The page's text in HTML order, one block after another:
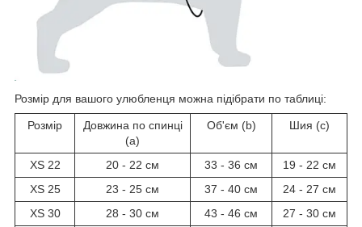
Розмір для вашого улюбленця можна підібрати по таблиці:
Розмір
Довжина по спинці
(a)
Об'єм (b) Шия (c)
XS 22 20 - 22 см 33 - 36 см
19 - 22 см
XS 25
23 - 25 см 37 - 40 см
24 - 27 см
XS 30
28 - 30 см 43 - 46 см
27 - 30 см